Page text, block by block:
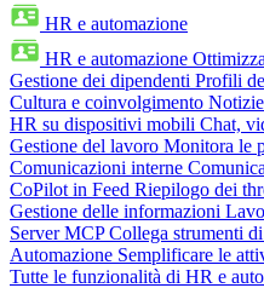
HR e automazione
HR e automazione
Gestione dei dipendenti Profili
Cultura e coinvolgimento
HR su dispositivi mobili Chat,
Gestione del lavoro Monitora le
Comunicazioni interne
CoPilot in Feed Riepilogo dei
Gestione delle informazioni
Server MCP Collega strumenti
Automazione Semplificare le
Tutte le funzionalità di HR e